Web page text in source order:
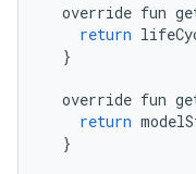
override fun
return
}
override fun
return
}